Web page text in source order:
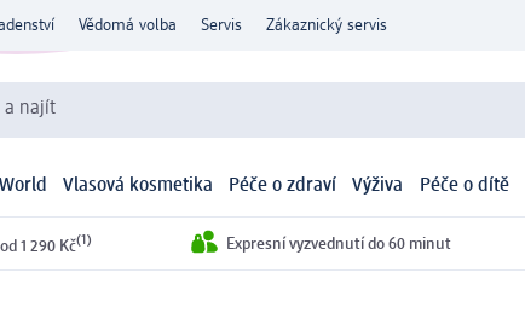
Vědomá volba Servis Zákaznický servis
a najít
Vlasová kosmetika Péče o zdraví Výživa Péče o dítě
1 290 Kč(1) Expresní vyzvednutí do 60 minut